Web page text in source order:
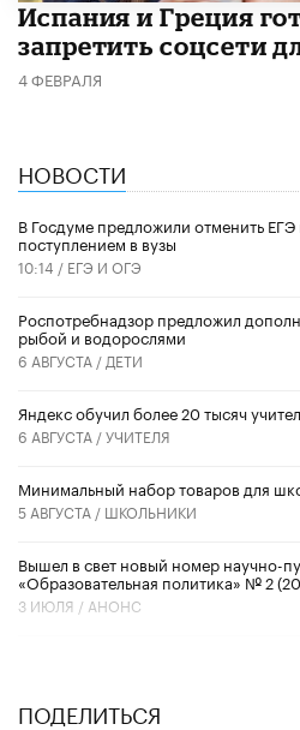
Испания и Греция
запретить соцсети
4 ФЕВРАЛЯ
НОВОСТИ
В Госдуме предложили отменить
поступлением в вузы
10:14 / ЕГЭ И ОГЭ
Роспотребнадзор предложил
рыбой и водорослями
6 АВГУСТА / ДЕТИ
​Яндекс обучил более 20 тысяч
6 АВГУСТА /УЧИТЕЛЯ
Минимальный набор товаров для
5 АВГУСТА / ШКОЛЬНИКИ
Вышел в свет новый номер научно-
«Образовательная политика» № 2
3 ИЮЛЯ / АНОНС
ПОДЕЛИТЬСЯ